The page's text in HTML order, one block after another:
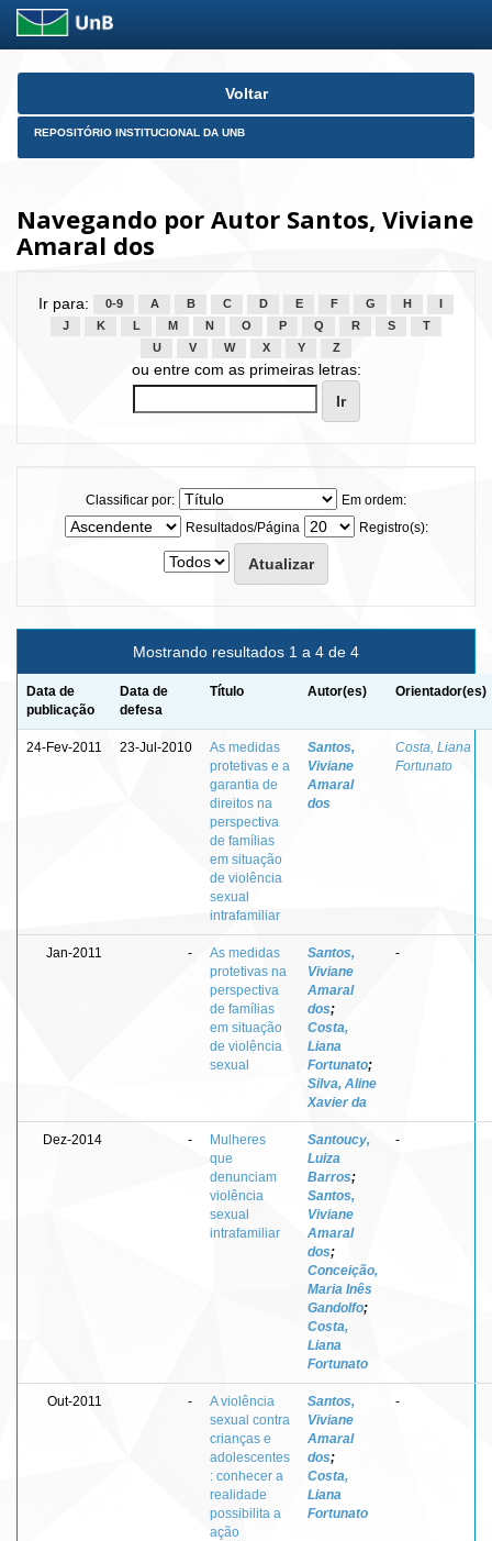
Skip
Voltar
REPOSITÓRIO INSTITUCIONAL DA UNB
Navegando por Autor Santos, Viviane
Amaral dos
Ir para: 0-9 A B C D E F G H
J
K L M N O P Q R S
T
U
V W X Y Z
ou entre com as primeiras letras:
Classificar por:
Em ordem:
Resultados/Página
Registro(s):
Mostrando resultados 1 a 4 de 4
Data de
publicação
Data de
defesa
Título Autor(es) Orientador(es)
24-Fev-2011 23-Jul-2010
As medidas
protetivas e a
garantia de
direitos na
perspectiva
de famílias
em situação
de violência
sexual
intrafamiliar
Santos,
Viviane
Amaral
dos
Costa, Liana
Fortunato
Jan-2011 -
As medidas
protetivas na
perspectiva
de famílias
em situação
de violência
sexual
Santos,
Viviane
Amaral
dos;
Costa,
Liana
Fortunato;
Silva, Aline
Xavier da
-
Dez-2014 -
Mulheres
que
denunciam
violência
sexual
intrafamiliar
Santoucy,
Luiza
Barros;
Santos,
Viviane
Amaral
dos;
Conceição,
Maria Inês
Gandolfo;
Costa,
Liana
Fortunato
-
Out-2011 -
A violência
sexual contra
crianças e
adolescentes
: conhecer a
realidade
possibilita a
ação
Santos,
Viviane
Amaral
dos;
Costa,
Liana
Fortunato
-